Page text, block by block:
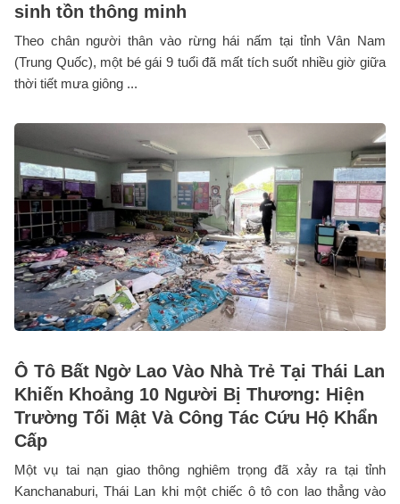
sinh tồn thông minh
Theo chân người thân vào rừng hái nấm tại tỉnh Vân Nam
(Trung Quốc), một bé gái 9 tuổi đã mất tích suốt nhiều giờ giữa
thời tiết mưa giông ...
Ô Tô Bất Ngờ Lao Vào Nhà Trẻ Tại Thái Lan
Khiến Khoảng 10 Người Bị Thương: Hiện
Trường Tối Mật Và Công Tác Cứu Hộ Khẩn
Cấp
Một vụ tai nạn giao thông nghiêm trọng đã xảy ra tại tỉnh
Kanchanaburi, Thái Lan khi một chiếc ô tô con lao thẳng vào